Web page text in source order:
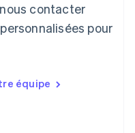
contacter
pour
équipe